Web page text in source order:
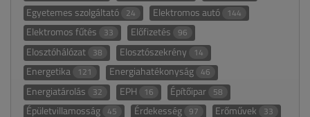
Egyetemes szolgáltató 24 Elektromos autó 144
Elektromos fűtés 33 Előfizetés 96
Elosztóhálózat 38 Elosztószekrény 14
Energetika 121 Energiahatékonyság 46
Energiatárolás 32 EPH 16 Építőipar 58
Épületvillamosság 45 Érdekesség 97 Erőművek 33